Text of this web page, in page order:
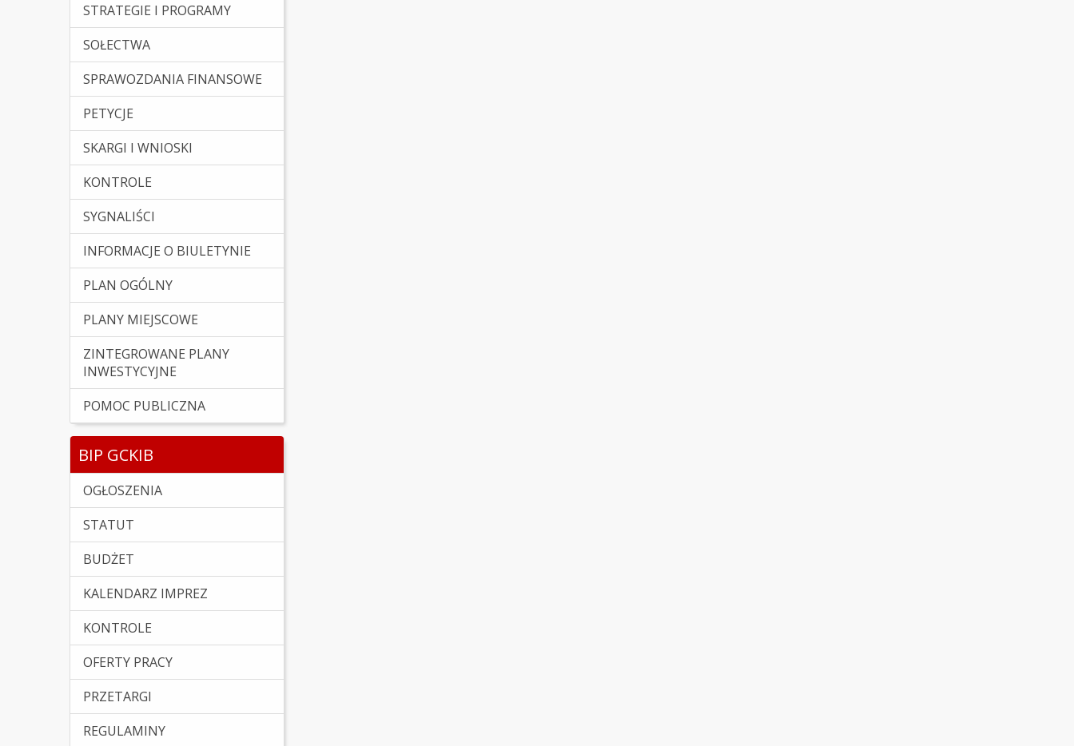
STRATEGIE I PROGRAMY
SOŁECTWA
SPRAWOZDANIA FINANSOWE
PETYCJE
SKARGI I WNIOSKI
KONTROLE
SYGNALIŚCI
INFORMACJE O BIULETYNIE
PLAN OGÓLNY
PLANY MIEJSCOWE
ZINTEGROWANE PLANY
INWESTYCYJNE
POMOC PUBLICZNA
BIP GCKIB
OGŁOSZENIA
STATUT
BUDŻET
KALENDARZ IMPREZ
KONTROLE
OFERTY PRACY
PRZETARGI
REGULAMINY